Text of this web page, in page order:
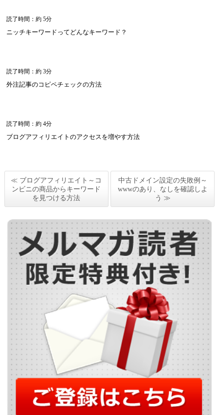
読了時間：約 5分
ニッチキーワードってどんなキーワード？
読了時間：約 3分
外注記事のコピペチェックの方法
読了時間：約 4分
ブログアフィリエイトのアクセスを増やす方法
≪ ブログアフィリエイト～コ
ンビニの商品からキーワード
を見つける方法
中古ドメイン設定の失敗例～
wwwのあり、なしを確認しよ
う ≫